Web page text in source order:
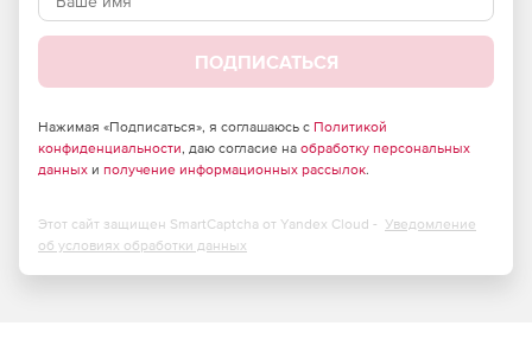
вредоносных программ и отключать команды
базу данных вредоносных URL-адресов, можно
блокировать различные виды вредоносного веб-доступа
ПОДПИСАТЬСЯ
Нажимая «Подписаться», я соглашаюсь с Политикой
конфиденциальности, даю согласие на обработку персональных
данных и получение информационных рассылок.
Этот сайт защищен SmartCaptcha от Yandex Cloud - Уведомление
об условиях обработки данных